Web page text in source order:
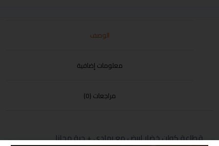
الوصف
معلومات إضافية
مراجعات (0)
قطاعة كولن خضار ابيض مع رمادي + حبة مجانا